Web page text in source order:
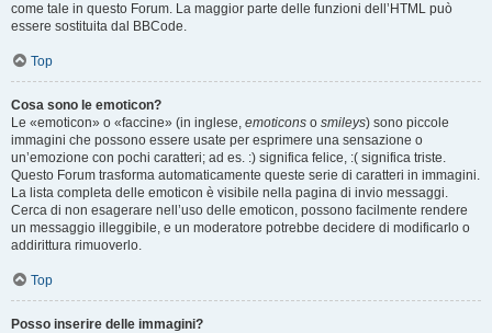
come tale in questo Forum. La maggior parte delle funzioni dell’HTML può
essere sostituita dal BBCode.
Top
Cosa sono le emoticon?
Le «emoticon» o «faccine» (in inglese, emoticons o smileys) sono piccole
immagini che possono essere usate per esprimere una sensazione o
un’emozione con pochi caratteri; ad es. :) significa felice, :( significa triste.
Questo Forum trasforma automaticamente queste serie di caratteri in immagini.
La lista completa delle emoticon è visibile nella pagina di invio messaggi.
Cerca di non esagerare nell’uso delle emoticon, possono facilmente rendere
un messaggio illeggibile, e un moderatore potrebbe decidere di modificarlo o
addirittura rimuoverlo.
Top
Posso inserire delle immagini?